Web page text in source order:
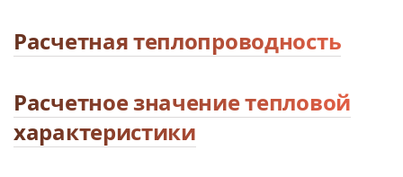
Расчетная теплопроводность
Расчетное значение тепловой
характеристики